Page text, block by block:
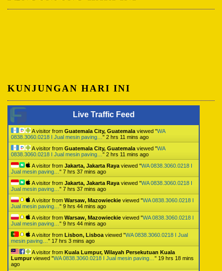
KUNJUNGAN HARI INI
Live Traffic Feed
A visitor from Guatemala City, Guatemala viewed "WA
0838.3060.0218 I Jual mesin paving… " 2 hrs 11 mins ago
A visitor from Guatemala City, Guatemala viewed "WA
0838.3060.0218 I Jual mesin paving… " 2 hrs 11 mins ago
A visitor from Jakarta, Jakarta Raya viewed "WA 0838.3060.0218 I
Jual mesin paving… " 7 hrs 37 mins ago
A visitor from Jakarta, Jakarta Raya viewed "WA 0838.3060.0218 I
Jual mesin paving… " 7 hrs 37 mins ago
A visitor from Warsaw, Mazowieckie viewed "WA 0838.3060.0218 I
Jual mesin paving… " 9 hrs 44 mins ago
A visitor from Warsaw, Mazowieckie viewed "WA 0838.3060.0218 I
Jual mesin paving… " 9 hrs 44 mins ago
A visitor from Lisbon, Lisboa viewed "WA 0838.3060.0218 I Jual
mesin paving… " 17 hrs 3 mins ago
A visitor from Kuala Lumpur, Wilayah Persekutuan Kuala
Lumpurviewed "WA 0838.3060.0218 I Jual mesin paving… " 19 hrs 18 mins
ago